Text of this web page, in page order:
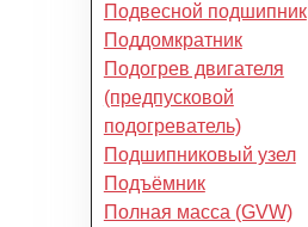
Подвесной подшипник
Поддомкратник
Подогрев двигателя
(предпусковой
подогреватель)
Подшипниковый узел
Подъёмник
Полная масса (GVW)